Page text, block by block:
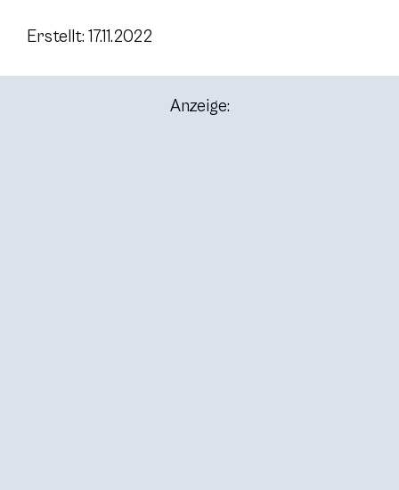
Erstellt: 17.11.2022
Anzeige: